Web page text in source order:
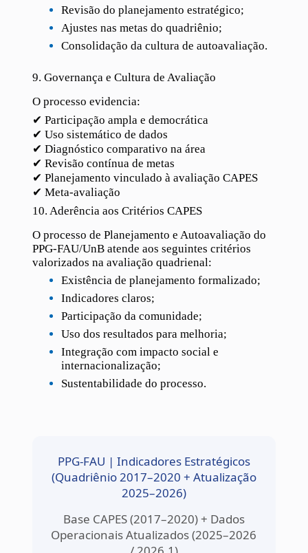
Revisão do planejamento estratégico;
Ajustes nas metas do quadriênio;
Consolidação da cultura de autoavaliação.
9. Governança e Cultura de Avaliação
O processo evidencia:
✔ Participação ampla e democrática
✔ Uso sistemático de dados
✔ Diagnóstico comparativo na área
✔ Revisão contínua de metas
✔ Planejamento vinculado à avaliação CAPES
✔ Meta-avaliação
10. Aderência aos Critérios CAPES
O processo de Planejamento e Autoavaliação do
PPG-FAU/UnB atende aos seguintes critérios
valorizados na avaliação quadrienal:
Existência de planejamento formalizado;
Indicadores claros;
Participação da comunidade;
Uso dos resultados para melhoria;
Integração com impacto social e
internacionalização;
Sustentabilidade do processo.
PPG-FAU | Indicadores Estratégicos
(Quadriênio 2017–2020 + Atualização
2025–2026)
Base CAPES (2017–2020) + Dados
Operacionais Atualizados (2025–2026